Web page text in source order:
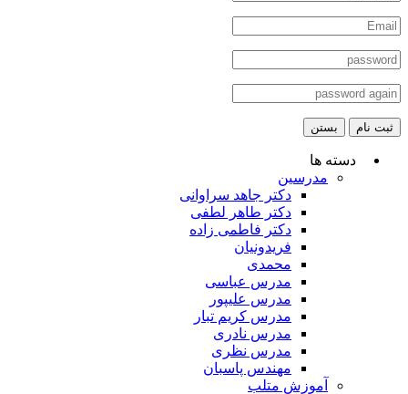
ثبت نام بستن
دسته ها
مدرسین
دکتر جاهد سراوانی
دکتر طاهر لطفی
دکتر فاطمی زاده
فریدونیان
محمدی
مدرس عباسی
مدرس علیپور
مدرس کریم تبار
مدرس نادری
مدرس نظری
مهندس پاسبان
آموزش متلب